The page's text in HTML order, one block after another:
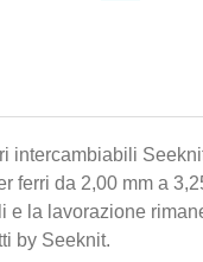
intercambiabili
ferri da 2,00 mm a
e la lavorazione
by Seeknit.